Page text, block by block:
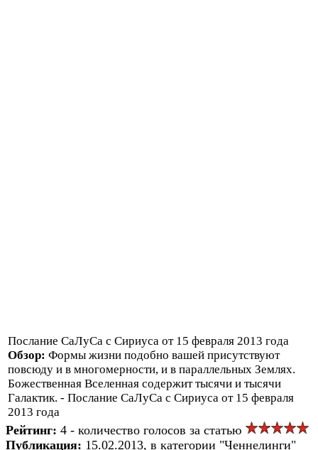
Послание СаЛуСа с Сириуса от 15 февраля 2013 года
Обзор: Формы жизни подобно вашей присутствуют
повсюду и в многомерности, и в параллельных Землях.
Божественная Вселенная содержит тысячи и тысячи
Галактик. - Послание СаЛуСа с Сириуса от 15 февраля
2013 года
Рейтинг: 4 - количество голосов за статью
Публикация: 15.02.2013, в категории "Ченнелинги"